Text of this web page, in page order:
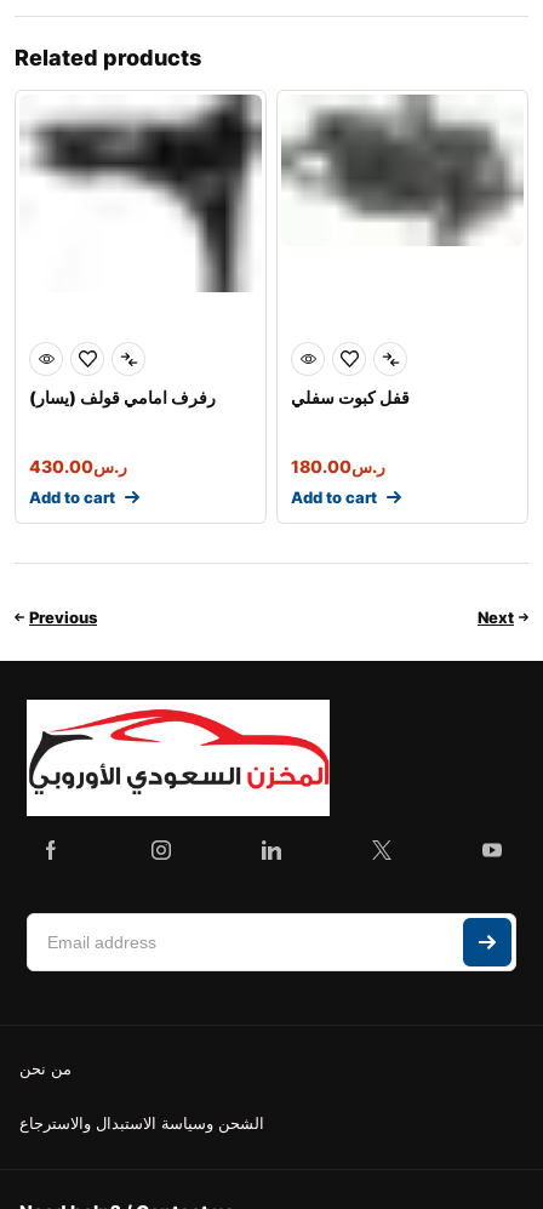
Related products
رفرف امامي قولف (يسار)
ر.س430.00
Add to cart
قفل كبوت سفلي
ر.س180.00
Add to cart
Previous Next
من نحن
الشحن وسياسة الاستبدال والاسترجاع